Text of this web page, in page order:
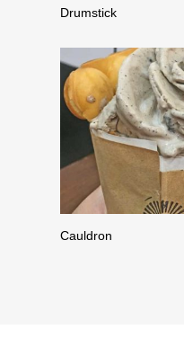
Drumstick
Cauldron